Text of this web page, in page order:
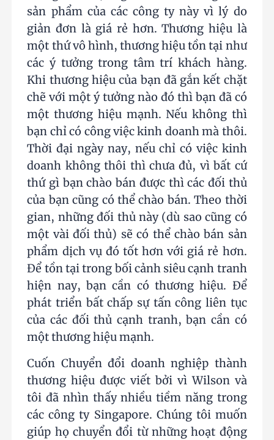
sản phẩm của các công ty này vì lý do
giản đơn là giá rẻ hơn. Thương hiệu là
một thứ vô hình, thương hiệu tồn tại như
các ý tưởng trong tâm trí khách hàng.
Khi thương hiệu của bạn đã gắn kết chặt
chẽ với một ý tưởng nào đó thì bạn đã có
một thương hiệu mạnh. Nếu không thì
bạn chỉ có công việc kinh doanh mà thôi.
Thời đại ngày nay, nếu chỉ có việc kinh
doanh không thôi thì chưa đủ, vì bất cứ
thứ gì bạn chào bán được thì các đối thủ
của bạn cũng có thể chào bán. Theo thời
gian, những đối thủ này (dù sao cũng có
một vài đối thủ) sẽ có thể chào bán sản
phẩm dịch vụ đó tốt hơn với giá rẻ hơn.
Để tồn tại trong bối cảnh siêu cạnh tranh
hiện nay, bạn cần có thương hiệu. Để
phát triển bất chấp sự tấn công liên tục
của các đối thủ cạnh tranh, bạn cần có
một thương hiệu mạnh.
Cuốn Chuyển đổi doanh nghiệp thành
thương hiệu được viết bởi vì Wilson và
tôi đã nhìn thấy nhiều tiềm năng trong
các công ty Singapore. Chúng tôi muốn
giúp họ chuyển đổi từ những hoạt động